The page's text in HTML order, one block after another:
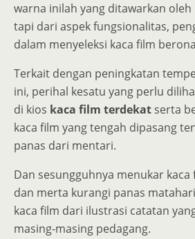
warna inilah yang ditawarkan oleh
tapi dari aspek fungsionalitas,
dalam menyeleksi kaca film
Terkait dengan peningkatan
ini, perihal kesatu yang perlu
di kios kaca film terdekat serta
kaca film yang tengah dipasang
panas dari mentari.
Dan sesungguhnya menukar
dan merta kurangi panas
kaca film dari ilustrasi catatan
masing-masing pedagang.